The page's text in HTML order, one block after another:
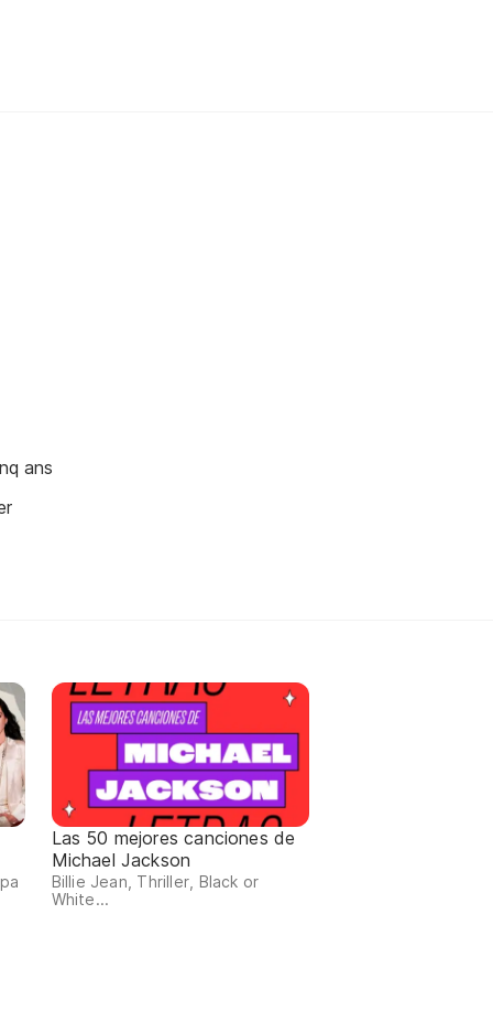
ans
Las 50 mejores canciones de
Michael Jackson
Billie Jean, Thriller, Black or
White...